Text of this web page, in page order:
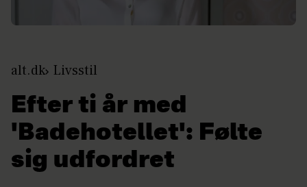
alt.dk Livsstil
Efter ti år med
'Badehotellet': Følte
sig udfordret